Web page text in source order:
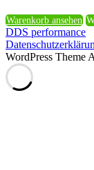
Warenkorb ansehen
DDS performance
WordPress Theme